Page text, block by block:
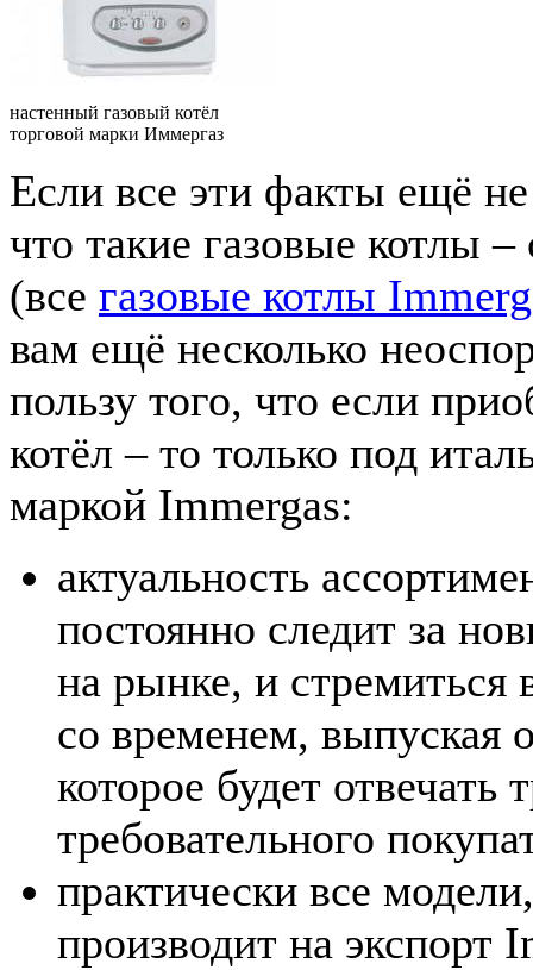
настенный газовый котёл
торговой марки Иммергаз
Если все эти факты ещё
что такие газовые котлы
(все газовые котлы
вам ещё несколько
пользу того, что если
котёл – то только под
маркой Immergas:
актуальность
постоянно следит за
на рынке, и стремиться
со временем, выпуская
которое будет отвечать
требовательного
практически все
производит на экспорт